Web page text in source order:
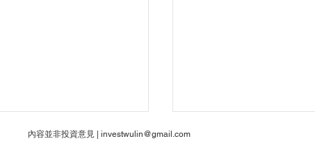
內容並非投資意見 | investwulin@gmail.com